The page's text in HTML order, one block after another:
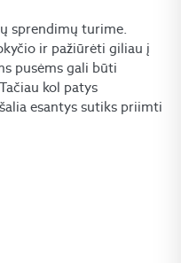
sprendimų turime.
ir pažiūrėti giliau į
pusėms gali būti
kol patys
esantys sutiks priimti